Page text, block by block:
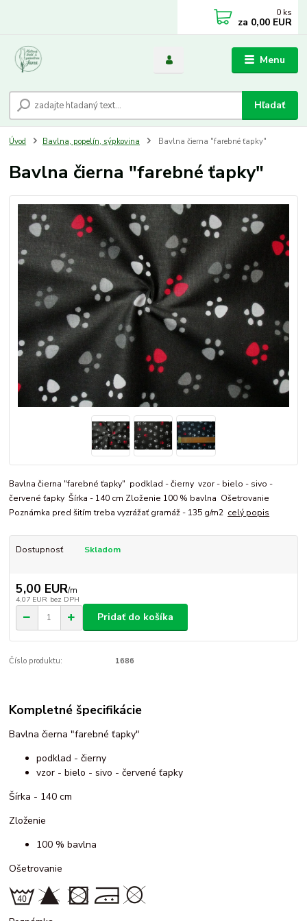
Menu
Hľadať
0 ks
za 0,00 EUR
Úvod Bavlna, popelín, sýpkovina Bavlna čierna "farebné ťapky"
Bavlna čierna "farebné ťapky"
Bavlna čierna "farebné ťapky" podklad - čierny vzor - bielo - sivo -
červené ťapky Šírka - 140 cm Zloženie 100 % bavlna Ošetrovanie
Poznámka pred šitím treba vyzrážať gramáž - 135 g/m2 celý popis
Dostupnosť Skladom
5,00 EUR/m
4,07 EUR bez DPH
Pridať do košíka
Číslo produktu: 1686
Kompletné špecifikácie
Bavlna čierna "farebné ťapky"
podklad - čierny
vzor - bielo - sivo - červené ťapky
Šírka - 140 cm
Zloženie
100 % bavlna
Ošetrovanie